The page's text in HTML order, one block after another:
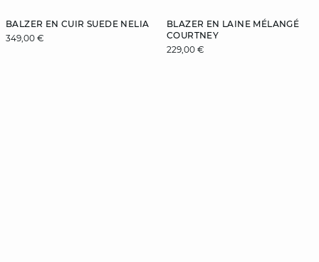
BALZER EN CUIR SUEDE NELIA
349,00 €
BLAZER EN LAINE MÉLANGÉ
COURTNEY
229,00 €